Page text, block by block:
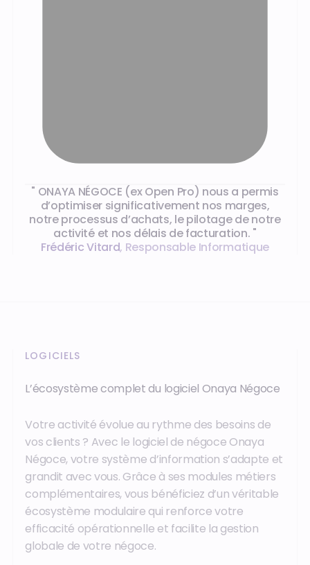
" ONAYA NÉGOCE (ex Open Pro) nous a permis
d’optimiser significativement nos marges,
notre processus d’achats, le pilotage de notre
activité et nos délais de facturation. "
Frédéric Vitard, Responsable Informatique
LOGICIELS
L’écosystème complet du logiciel Onaya Négoce
Votre activité évolue au rythme des besoins de
vos clients ? Avec le logiciel de négoce Onaya
Négoce, votre système d’information s’adapte et
grandit avec vous. Grâce à ses modules métiers
complémentaires, vous bénéficiez d’un véritable
écosystème modulaire qui renforce votre
efficacité opérationnelle et facilite la gestion
globale de votre négoce.